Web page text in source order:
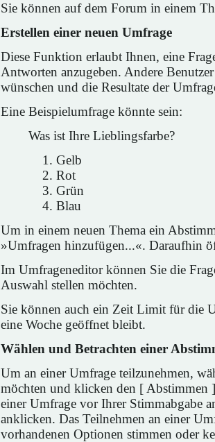
Sie können auf dem Forum in einem
Erstellen einer neuen Umfrage
Diese Funktion erlaubt Ihnen, eine
Antworten anzugeben. Andere
wünschen und die Resultate der
Eine Beispielumfrage könnte sein:
Was ist Ihre Lieblingsfarbe?
Gelb
Rot
Grün
Blau
Um in einem neuen Thema ein
»Umfragen hinzufügen...«. Daraufhin
Im Umfrageneditor können Sie die
Auswahl stellen möchten.
Sie können auch ein Zeit Limit für die
eine Woche geöffnet bleibt.
Wählen und Betrachten einer
Um an einer Umfrage teilzunehmen,
möchten und klicken den [ Abstimmen
einer Umfrage vor Ihrer Stimmabgabe
anklicken. Das Teilnehmen an einer
vorhandenen Optionen stimmen oder